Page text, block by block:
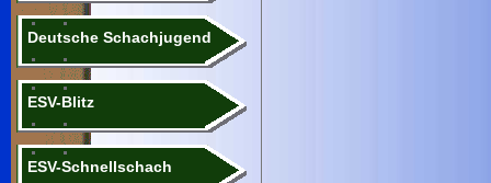
Deutsche Schachjugend
ESV-Blitz
ESV-Schnellschach